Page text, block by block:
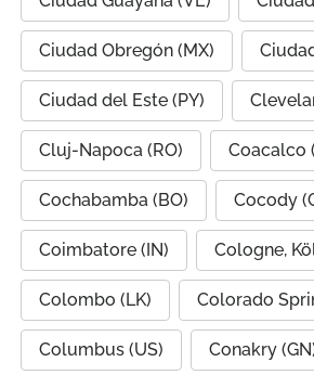
Ciudad Obregón (MX)
Ciudad del Este (PY)
Cluj-Napoca (RO) Coacalco
Cochabamba (BO) Cocody
Coimbatore (IN) Cologne,
Colombo (LK) Colorado
Columbus (US) Conakry